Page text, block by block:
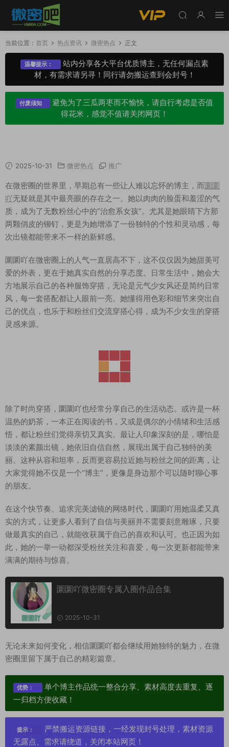
当前位置： 首页 热点资讯 微密热点 正文
温馨提示：
站内分享各大平台优质博主，无任何漏点素
材，有需求请另寻！同行请勿搬运查到会封号！
付废须知
避免为了三瓜两枣而不愉快，请自行考虑是否值
得花米，感觉不值请关闭网页！
2025-10-31 微密热点 推广
在微密圈的世界里，早期总有一些让人难以忘怀的博主，而圜圜
吖无疑就是其中最亮眼的存在之一。她以肉肉的脸蛋和羞涩的气
质，成为了无数粉丝心中的“治愈系女孩”。尤其是她眼睛下方那
两颗俏皮的铆钉，更是为她增添了一份独特的个性和灵动感，每
次出镜都能带来不一样的新鲜感。
圜圜吖在微密圈上的人气一直居高不下，这不仅仅因为她甜美可
爱的外表，更在于她真实自然的分享态度。日常生活中，她会大
方地展示自己的各种服饰穿搭，无论是元气少女风还是简约日常
风，每一套搭配都让人眼前一亮。她懂得用色彩和细节来突出自
己的优点，也乐于和粉丝们交流穿搭心得，成为不少女生的穿搭
灵感来源。
除了时尚穿搭，圜圜吖也经常分享自己的生活动态。或许是一杯
温热的奶茶，一本正在阅读的书，又或是偶尔的小情绪和生活感
悟，都让粉丝们觉得亲切又真实。最让人印象深刻的是，哪怕是
淡淡的素颜出镜，她依旧自信自然，展现出属于自己独特的美
丽。这种从容和坦率，反而更容易拉近她与粉丝之间的距离，让
大家觉得她不仅是一个“博主”，更像是身边那个可以随时聊心事
的朋友。
在这个快节奏、追求完美滤镜的网络时代，圜圜吖用她温柔又真
实的方式，让更多人看到了自信与美丽并不需要刻意雕琢，只要
做最真实的自己，就能收获属于自己的喜欢和认可。也正因为如
此，她的一举一动都深受粉丝关注和喜爱，每一次更新都能带来
满满的期待与惊喜。
圜圜吖微密圈专属入圈作品合集
2025-10-31
无论未来如何变化，相信圜圜吖都会继续用她独特的魅力，在微
密圈里留下属于自己的精彩篇章。
优势：
单个博主作品统一整合分享、素材高度去重复、逐
一归档方便收藏！
提示：
严禁搬运资源链接，一经发现封号处理，素材资源
无露点、需求请绕道，关闭本站网页！